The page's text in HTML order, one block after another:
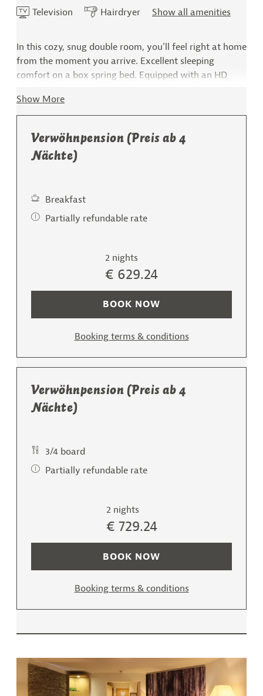
Television
Hairdryer Show all amenities
In this cozy, snug double room, you'll feel right at home
from the moment you arrive. Excellent sleeping
comfort on a box spring bed. Equipped with an HD
(stocked on request), radio, hairdryer, shower and WC,
eco-friendly wooden flooring. From the balcony, enjoy
the view of the Zillertal mountains. All rooms face
south with afternoon sun.
Show More
Verwöhnpension (Preis ab 4
Nächte)
Breakfast
Partially refundable rate
2 nights
€ 629.24
BOOK NOW
Booking terms & conditions
Verwöhnpension (Preis ab 4
Nächte)
3/4 board
Partially refundable rate
2 nights
€ 729.24
BOOK NOW
Booking terms & conditions